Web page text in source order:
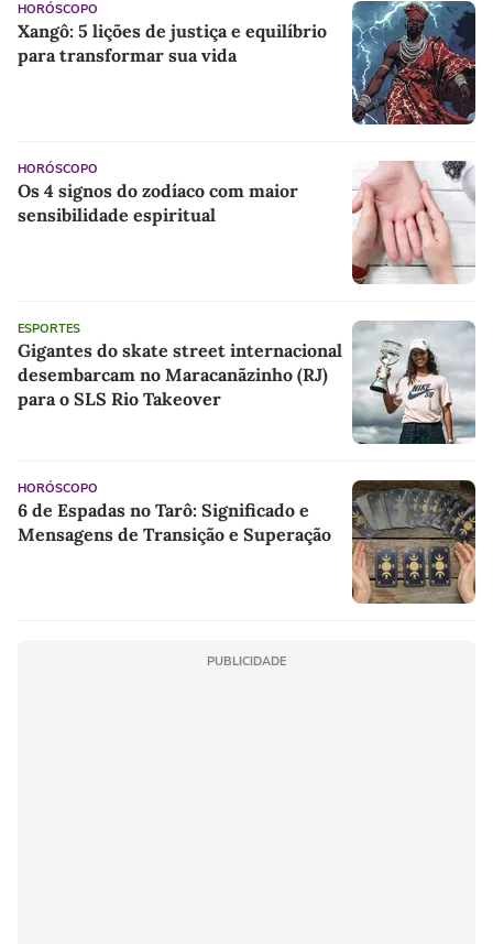
HORÓSCOPO
Xangô: 5 lições de justiça e equilíbrio
para transformar sua vida
HORÓSCOPO
Os 4 signos do zodíaco com maior
sensibilidade espiritual
ESPORTES
Gigantes do skate street internacional
desembarcam no Maracanãzinho (RJ)
para o SLS Rio Takeover
HORÓSCOPO
6 de Espadas no Tarô: Significado e
Mensagens de Transição e Superação
PUBLICIDADE